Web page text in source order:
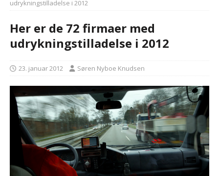
udrykningstilladelse i 2012
Her er de 72 firmaer med
udrykningstilladelse i 2012
23. januar 2012 Søren Nyboe Knudsen